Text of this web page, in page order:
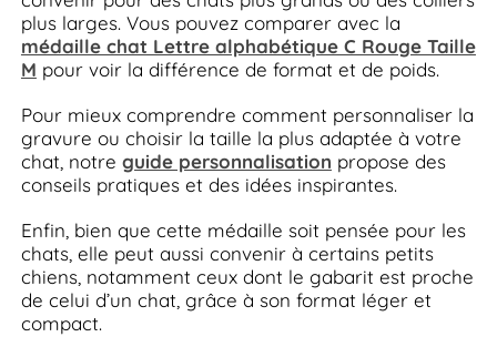
plus larges. Vous pouvez comparer avec la
médaille chat Lettre alphabétique C Rouge Taille
M pour voir la différence de format et de poids.
Pour mieux comprendre comment personnaliser la
gravure ou choisir la taille la plus adaptée à votre
chat, notre guide personnalisation propose des
conseils pratiques et des idées inspirantes.
Enfin, bien que cette médaille soit pensée pour les
chats, elle peut aussi convenir à certains petits
chiens, notamment ceux dont le gabarit est proche
de celui d’un chat, grâce à son format léger et
compact.